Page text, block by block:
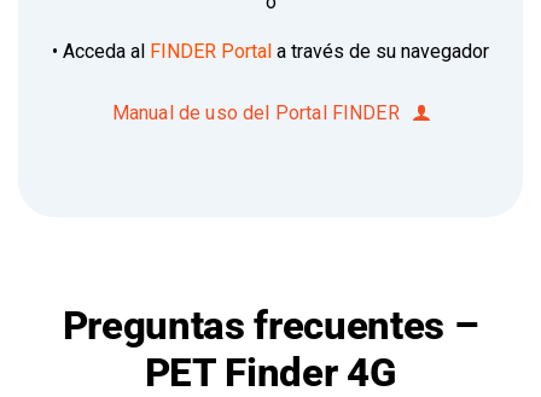
• Acceda al FINDER Portal a través de su navegador
Manual de uso del Portal FINDER
Preguntas frecuentes –
PET Finder 4G